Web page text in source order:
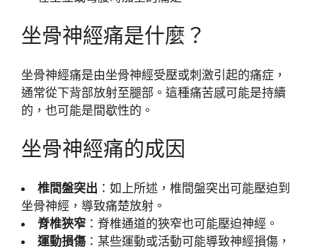
坐骨神經痛是什麼？
坐骨神經痛是由坐骨神經受壓或刺激引起的痛症，
通常從下背部放射至腿部。這種痛苦感可能是持續
的，也可能是間歇性的。
坐骨神經痛的成因
椎間盤突出 ：如上所述，椎間盤突出可能壓迫到
坐骨神經，導致痛楚放射。
脊椎狹窄 ：脊椎通道的狹窄也可能壓迫神經。
運動損傷 ：某些運動或活動可能導致神經損傷，